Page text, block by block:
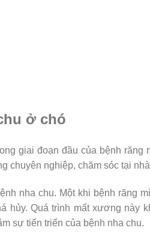
ở chó
giai đoạn đầu của bệnh
chuyên nghiệp, chăm sóc tại
nha chu. Một khi bệnh răng
hủy. Quá trình mất xương này
sự tiến triển của bệnh nha chu.